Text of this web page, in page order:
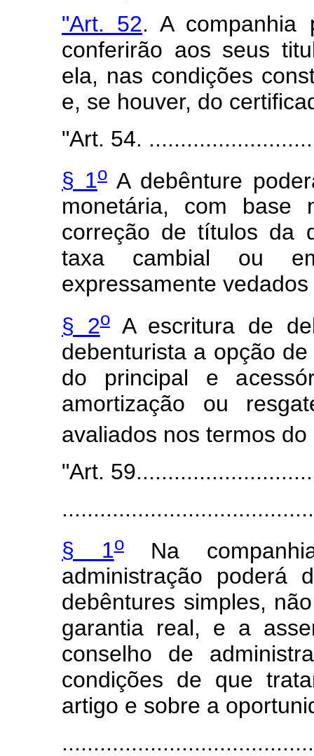
"Art. 52. A companhia
conferirão aos seus
ela, nas condições
e, se houver, do
"Art. 54.
§ 1o A debênture
monetária, com base
correção de títulos da
taxa cambial ou
expressamente
§ 2oA escritura de
debenturista a opção
do principal e
amortização ou
avaliados nos termos do
"Art.
§ 1oNa
administração poderá
debêntures simples,
garantia real, e a
conselho de
condições de que
artigo e sobre a